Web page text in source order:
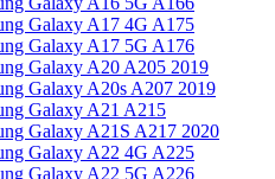
Galaxy A17 4G A175
Galaxy A17 5G A176
Galaxy A20 A205 2019
Galaxy A20s A207 2019
Galaxy A21 A215
Galaxy A21S A217 2020
Galaxy A22 4G A225
Galaxy A22 5G A226